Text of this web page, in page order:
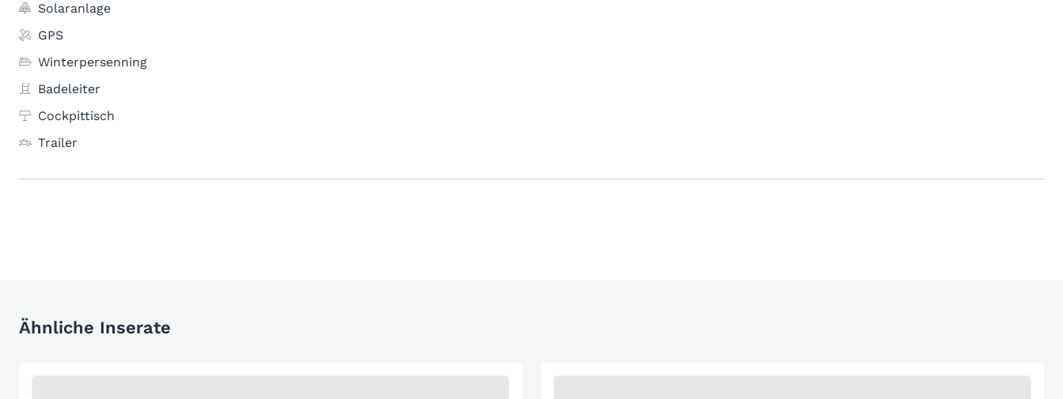
Solaranlage
GPS
Winterpersenning
Badeleiter
Cockpittisch
Trailer
Ähnliche Inserate